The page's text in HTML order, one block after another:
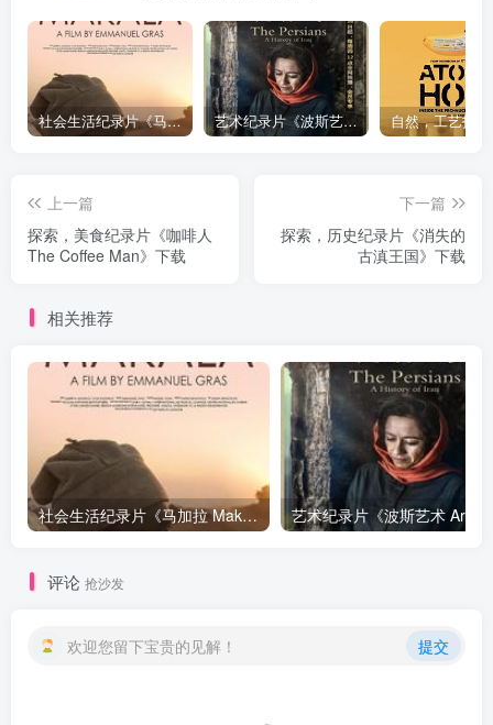
社会生活纪录片《马加拉 Makala》下载 艺术纪录片《波斯艺术 Art of Persia》下载
上一篇
探索，美食纪录片《咖啡人
The Coffee Man》下载
下一篇
探索，历史纪录片《消失的
古滇王国》下载
相关推荐
社会生活纪录片《马加拉 Makala》下载
评论 抢沙发
欢迎您留下宝贵的见解！ 提交